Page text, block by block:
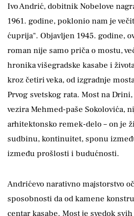
Ivo Andrić, dobitnik Nobelove
1961. godine, poklonio nam je
ćuprija". Objavljen 1945. godine,
roman nije samo priča o mostu,
hronika višegradske kasabe i
kroz četiri veka, od izgradnje
Prvog svetskog rata. Most na
vezira Mehmed-paše Sokolovića,
arhitektonsko remek-delo – on je
sudbinu, kontinuitet, sponu
između prošlosti i budućnosti.
Andrićevo narativno majstorstvo
sposobnosti da od kamene
centar kasabe. Most je svedok